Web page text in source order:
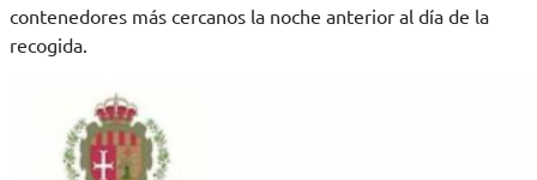
contenedores más cercanos la noche anterior al día de la
recogida.